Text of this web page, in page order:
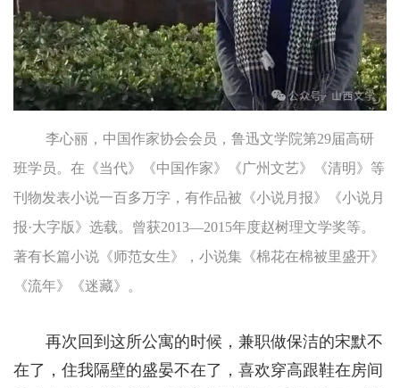
李心丽，中国作家协会会员，鲁迅文学院第29届高研
班学员。在《当代》《中国作家》《广州文艺》《清明》等
刊物发表小说一百多万字，有作品被《小说月报》《小说月
报·大字版》选载。曾获2013—2015年度赵树理文学奖等。
著有长篇小说《师范女生》，小说集《棉花在棉被里盛开》
《流年》《迷藏》。
再次回到这所公寓的时候，兼职做保洁的宋默不
在了，住我隔壁的盛晏不在了，喜欢穿高跟鞋在房间